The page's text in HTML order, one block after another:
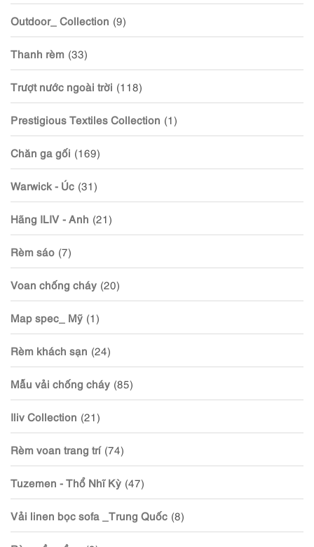
Outdoor_ Collection (9)
Thanh rèm (33)
Trượt nước ngoài trời (118)
Prestigious Textiles Collection (1)
Chăn ga gối (169)
Warwick - Úc (31)
Hãng ILIV - Anh (21)
Rèm sáo (7)
Voan chống cháy (20)
Map spec_ Mỹ (1)
Rèm khách sạn (24)
Mẫu vải chống cháy (85)
Iliv Collection (21)
Rèm voan trang trí (74)
Tuzemen - Thổ Nhĩ Kỳ (47)
Vải linen bọc sofa _Trung Quốc (8)